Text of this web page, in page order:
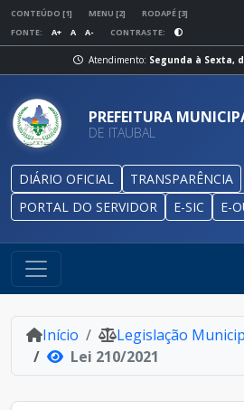
CONTEÚDO [1] MENU [2]
RODAPÉ [3]
FONTE:
A+ A A- CONTRASTE:
Atendimento: Segunda à Sexta,
PREFEITURA
DE ITAUBAL
DIÁRIO OFICIAL
TRANSPARÊNCIA
PORTAL DO SERVIDOR
E-SIC E-
Início Legislação
Lei 210/2021